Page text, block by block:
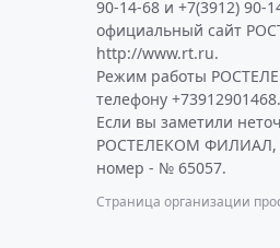
90-14-68 и +7(3912) 90-
официальный сайт
http://www.rt.ru.
Режим работы
телефону +73912901468.
Если вы заметили
РОСТЕЛЕКОМ ФИЛИАЛ,
номер - № 65057.
Страница организации